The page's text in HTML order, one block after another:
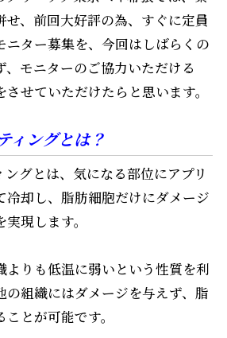
せ、前回大好評の為、すぐに定員
ニター募集を、今回はしばらくの
モニターのご協力いただける
せていただけたらと思います。
ィングとは？
ングとは、気になる部位にアプリ
冷却し、脂肪細胞だけにダメージ
現します。
よりも低温に弱いという性質を利
の組織にはダメージを与えず、脂
とが可能です。